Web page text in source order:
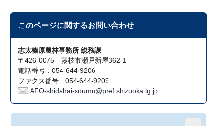
このページに関するお問い合わせ
志太榛原農林事務所 総務課
〒426-0075 藤枝市瀬戸新屋362-1
電話番号：054-644-9206
ファクス番号：054-644-9209
AFO-shidahai-soumu@pref.shizuoka.lg.jp